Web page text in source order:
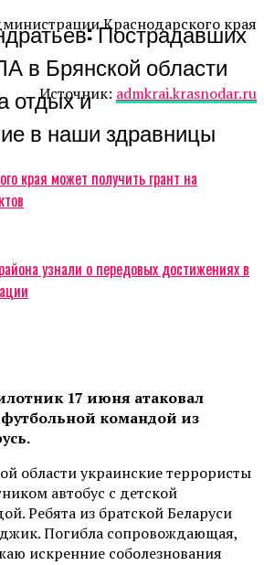
Краснодарского края
Источник: admkrai.krasnodar.ru
края может получить грант на
узнали о передовых достижениях в
Пострадавших
в Брянской области
отдых и
в наши здравницы
17 июня атаковал
футбольной командой из
области украинские террористы
автобус с детской
Ребята из братской Беларуси
Погибла сопровождающая,
искренние соболезнования